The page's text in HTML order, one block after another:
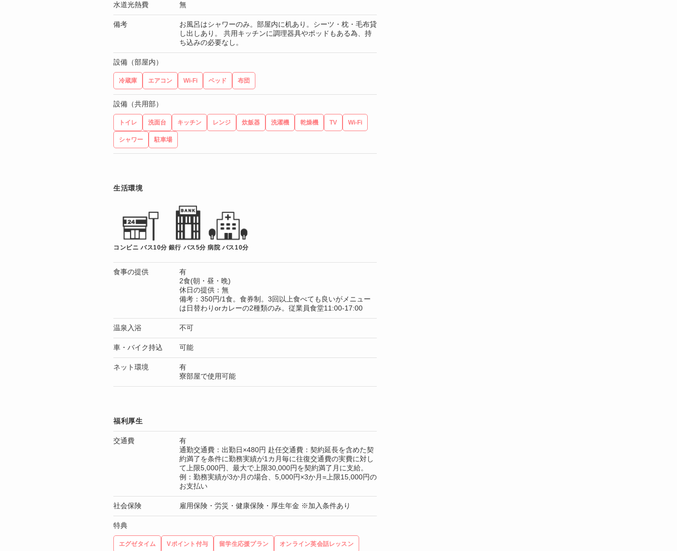
水道光熱費 無
備考
お風呂はシャワーのみ。部屋内に机あり。シーツ・枕・毛布貸
し出しあり。 共用キッチンに調理器具やポッドもある為、持
ち込みの必要なし。
設備（部屋内）
冷蔵庫 エアコン Wi-Fi ベッド 布団
設備（共用部）
トイレ 洗面台 キッチン レンジ 炊飯器 洗濯機 乾燥機 TV Wi-Fi
シャワー 駐車場
生活環境
コンビニ バス10分 銀行 バス5分 病院 バス10分
食事の提供
有
2食(朝・昼・晩)
休日の提供：無
備考：350円/1食。食券制。3回以上食べても良いがメニュー
は日替わりorカレーの2種類のみ。従業員食堂11:00-17:00
温泉入浴 不可
車・バイク持込 可能
ネット環境
有
寮部屋で使用可能
福利厚生
交通費
有
通勤交通費：出勤日×480円 赴任交通費：契約延長を含めた契
約満了を条件に勤務実績が1カ月毎に往復交通費の実費に対し
て上限5,000円、最大で上限30,000円を契約満了月に支給。
例：勤務実績が3か月の場合、5,000円×3か月=上限15,000円の
お支払い
社会保険 雇用保険・労災・健康保険・厚生年金 ※加入条件あり
特典
エグゼタイム Vポイント付与 留学生応援プラン オンライン英会話レッスン